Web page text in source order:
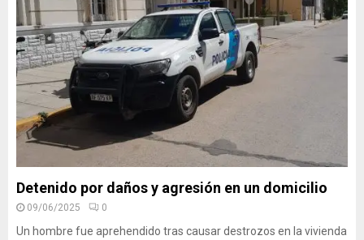
Detenido por daños y agresión en un domicilio
09/06/2025 0
Un hombre fue aprehendido tras causar destrozos en la vivienda